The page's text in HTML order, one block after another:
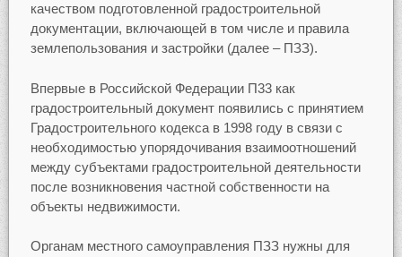
качеством подготовленной градостроительной
документации, включающей в том числе и правила
землепользования и застройки (далее – ПЗЗ).
Впервые в Российской Федерации П33 как
градостроительный документ появились с принятием
Градостроительного кодекса в 1998 году в связи с
необходимостью упорядочивания взаимоотношений
между субъектами градостроительной деятельности
после возникновения частной собственности на
объекты недвижимости.
Органам местного самоуправления ПЗЗ нужны для